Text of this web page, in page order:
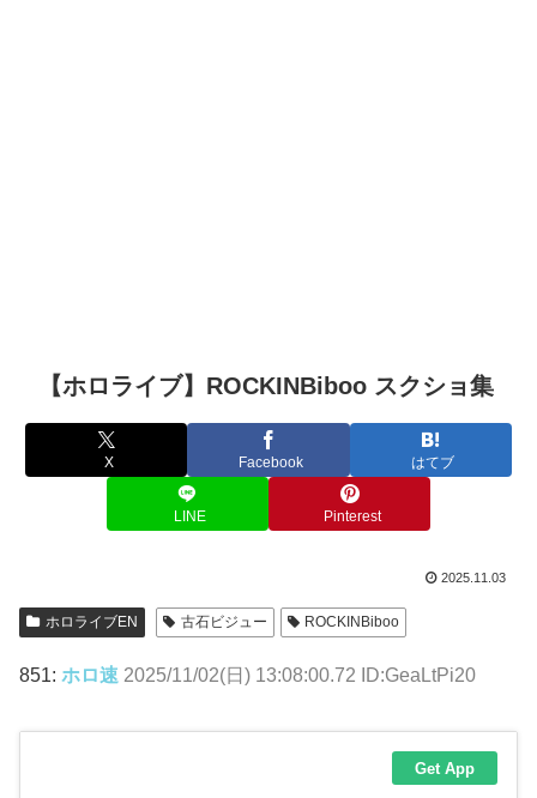
【ホロライブ】ROCKINBiboo スクショ集
X Facebook はてブ
LINE Pinterest
2025.11.03
ホロライブEN 古石ビジュー ROCKINBiboo
851: ホロ速 2025/11/02(日) 13:08:00.72 ID:GeaLtPi20